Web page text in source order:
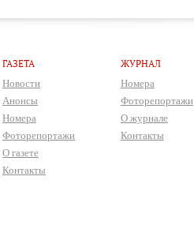
ГАЗЕТА
Новости
Анонсы
Номера
Фоторепортажи
О газете
Контакты
ЖУРНАЛ
Номера
Фоторепортажи
О журнале
Контакты